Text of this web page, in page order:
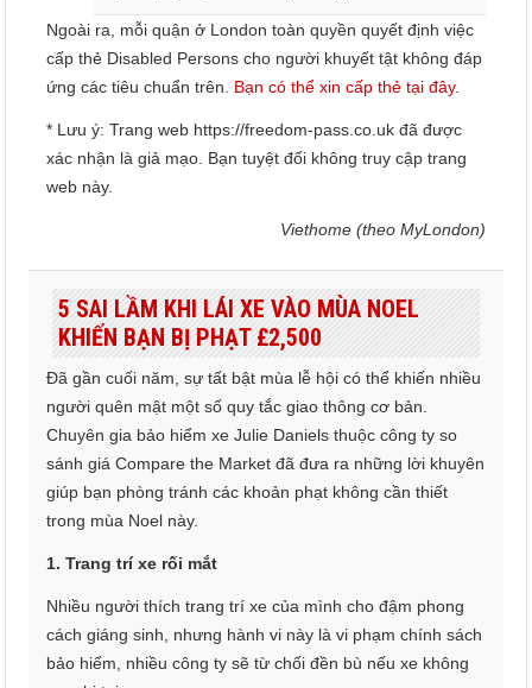
Ngoài ra, mỗi quận ở London toàn quyền quyết định việc
cấp thẻ Disabled Persons cho người khuyết tật không đáp
ứng các tiêu chuẩn trên. Bạn có thể xin cấp thẻ tại đây.
* Lưu ý: Trang web https://freedom-pass.co.uk đã được
xác nhận là giả mạo. Bạn tuyệt đối không truy cập trang
web này.
Viethome (theo MyLondon)
5 SAI LẦM KHI LÁI XE VÀO MÙA NOEL
KHIẾN BẠN BỊ PHẠT £2,500
Đã gần cuối năm, sự tất bật mùa lễ hội có thể khiến nhiều
người quên mật một số quy tắc giao thông cơ bản.
Chuyên gia bảo hiểm xe Julie Daniels thuộc công ty so
sánh giá Compare the Market đã đưa ra những lời khuyên
giúp bạn phòng tránh các khoản phạt không cần thiết
trong mùa Noel này.
1. Trang trí xe rối mắt
Nhiều người thích trang trí xe của mình cho đậm phong
cách giáng sinh, nhưng hành vi này là vi phạm chính sách
bảo hiểm, nhiều công ty sẽ từ chối đền bù nếu xe không